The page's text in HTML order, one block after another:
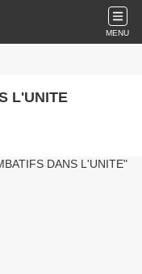
MENU
L'UNITE